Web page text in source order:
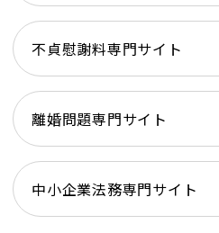
不貞慰謝料専門サイト
離婚問題専門サイト
中小企業法務専門サイト